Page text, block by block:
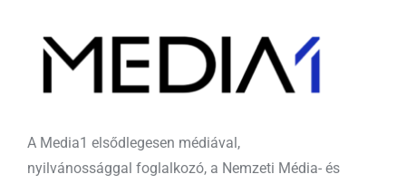
A Media1 elsődlegesen médiával,
nyilvánossággal foglalkozó, a Nemzeti Média- és